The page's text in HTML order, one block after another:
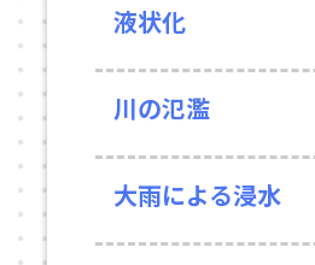
液状化
川の氾濫
大雨による浸水